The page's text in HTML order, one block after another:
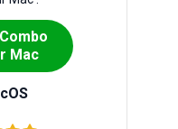
Mac